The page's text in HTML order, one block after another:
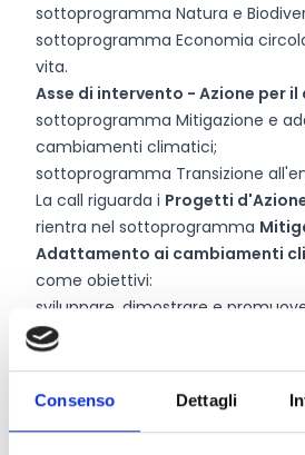
Consenso Dettagli
sottoprogramma Natura e
sottoprogramma Economia
vita.
Asse di intervento - Azione per il
sottoprogramma Mitigazione e
cambiamenti climatici;
sottoprogramma Transizione
La call riguarda i Progetti
rientra nel sottoprogramma
Adattamento ai cambiamenti
come obiettivi:
sviluppare, dimostrare e
e approcci innovativi per
legislazione e della politica dell'UE
sostenere lo sviluppo,